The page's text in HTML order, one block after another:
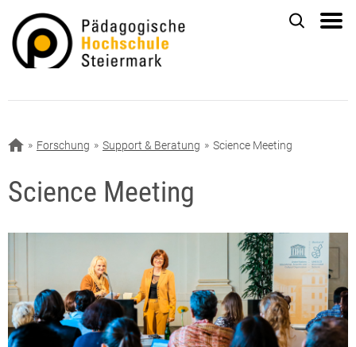
Forschung Support & Beratung Science Meeting
Science Meeting